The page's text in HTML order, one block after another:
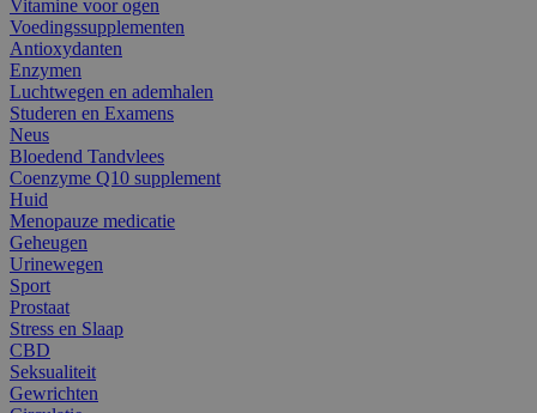
Vitamine voor ogen
Voedingssupplementen
Antioxydanten
Enzymen
Luchtwegen en ademhalen
Studeren en Examens
Neus
Bloedend Tandvlees
Coenzyme Q10 supplement
Huid
Menopauze medicatie
Geheugen
Urinewegen
Sport
Prostaat
Stress en Slaap
CBD
Seksualiteit
Gewrichten